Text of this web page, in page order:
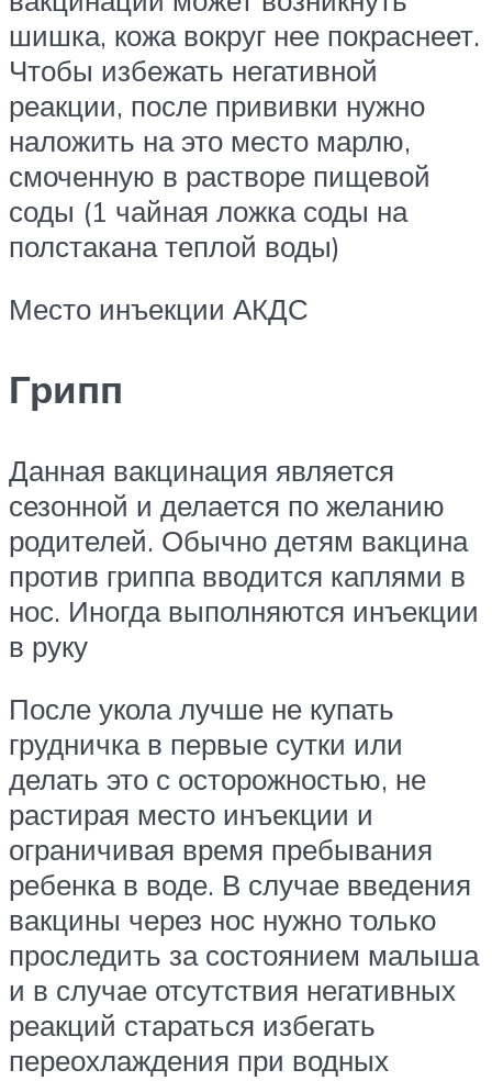
шишка, кожа вокруг нее покраснеет.
Чтобы избежать негативной
реакции, после прививки нужно
наложить на это место марлю,
смоченную в растворе пищевой
соды (1 чайная ложка соды на
полстакана теплой воды)
Место инъекции АКДС
Грипп
Данная вакцинация является
сезонной и делается по желанию
родителей. Обычно детям вакцина
против гриппа вводится каплями в
нос. Иногда выполняются инъекции
в руку
После укола лучше не купать
грудничка в первые сутки или
делать это с осторожностью, не
растирая место инъекции и
ограничивая время пребывания
ребенка в воде. В случае введения
вакцины через нос нужно только
проследить за состоянием малыша
и в случае отсутствия негативных
реакций стараться избегать
переохлаждения при водных